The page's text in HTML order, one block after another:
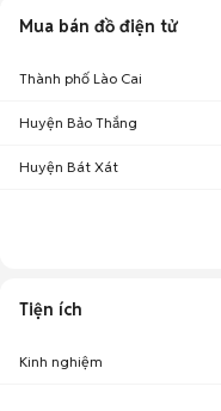
Mua bán đồ điện tử
Thành phố Lào Cai
Huyện Bảo Thắng
Huyện Bát Xát
Tiện ích
Kinh nghiệm